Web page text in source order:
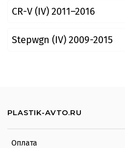
CR-V (IV) 2011–2016
Stepwgn (IV) 2009-2015
Оплата
PLASTIK-AVTO.RU